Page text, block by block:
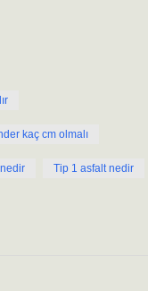
kaç cm olmalı
Tip 1 asfalt nedir